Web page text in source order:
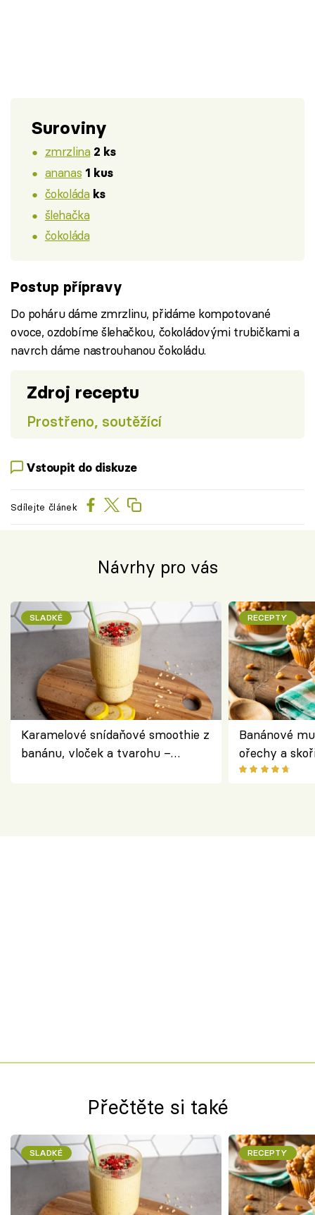
Suroviny
zmrzlina 2 ks
ananas 1 kus
čokoláda ks
šlehačka
čokoláda
Postup přípravy
Do poháru dáme zmrzlinu, přidáme kompotované
ovoce, ozdobíme šlehačkou, čokoládovými trubičkami a
navrch dáme nastrouhanou čokoládu.
Zdroj receptu
Prostřeno, soutěžící
Vstoupit do diskuze
Sdílejte článek
Návrhy pro vás
SLADKÉ
Karamelové snídaňové smoothie z
banánu, vloček a tvarohu –
RECEPTY
Banánové
ořechy a
Přečtěte si také
SLADKÉ RECEPTY